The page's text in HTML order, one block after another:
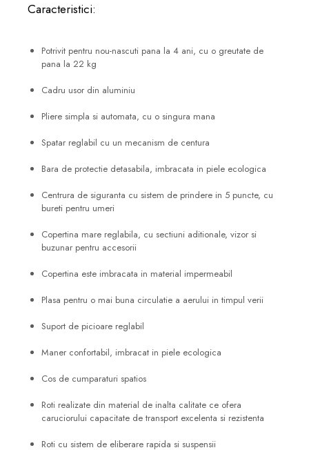
Caracteristici:
Potrivit pentru nou-nascuti pana la 4 ani, cu o greutate de
pana la 22 kg
Cadru usor din aluminiu
Pliere simpla si automata, cu o singura mana
Spatar reglabil cu un mecanism de centura
Bara de protectie detasabila, imbracata in piele ecologica
Centrura de siguranta cu sistem de prindere in 5 puncte, cu
bureti pentru umeri
Copertina mare reglabila, cu sectiuni aditionale, vizor si
buzunar pentru accesorii
Copertina este imbracata in material impermeabil
Plasa pentru o mai buna circulatie a aerului in timpul verii
Suport de picioare reglabil
Maner confortabil, imbracat in piele ecologica
Cos de cumparaturi spatios
Roti realizate din material de inalta calitate ce ofera
caruciorului capacitate de transport excelenta si rezistenta
Roti cu sistem de eliberare rapida si suspensii